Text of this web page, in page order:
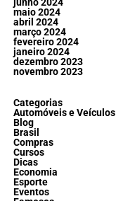
junho 2024
maio 2024
abril 2024
março 2024
fevereiro 2024
janeiro 2024
dezembro 2023
novembro 2023
Categorias
Automóveis e Veículos
Blog
Brasil
Compras
Cursos
Dicas
Economia
Esporte
Eventos